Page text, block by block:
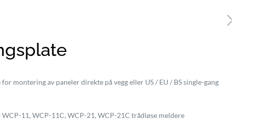
montering av paneler direkte på vegg eller US / EU / BS single-gang
11, WCP-11C, WCP-21, WCP-21C trådløse meldere